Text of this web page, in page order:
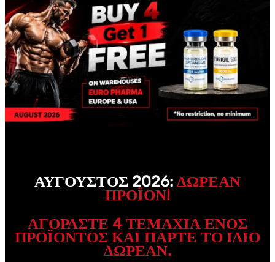
ΑΎΓΟΥΣΤΟΣ 2026: ΔΩΡΕΑΝ
ΠΡΟΪΌΝ!
ΑΓΟΡΆΣΤΕ 4 ΤΕΜΆΧΙΑ ΕΝΌΣ
ΠΡΟΪΌΝΤΟΣ ΚΑΙ ΠΆΡΤΕ ΤΟ ΊΔΙΟ
ΔΩΡΕΑΝ.